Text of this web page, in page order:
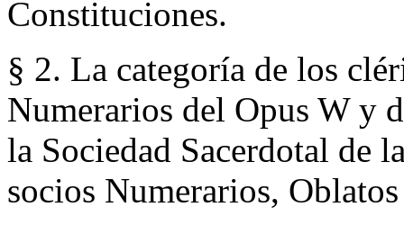
Constituciones.
§ 2. La categoría de los
Numerarios del Opus W y
la Sociedad Sacerdotal de
socios Numerarios,